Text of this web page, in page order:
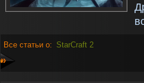
Все статьи о: StarCraft 2
»